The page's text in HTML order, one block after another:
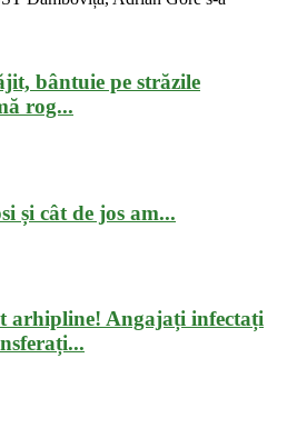
bântuie pe străzile
rog...
și cât de jos am...
arhipline! Angajați infectați